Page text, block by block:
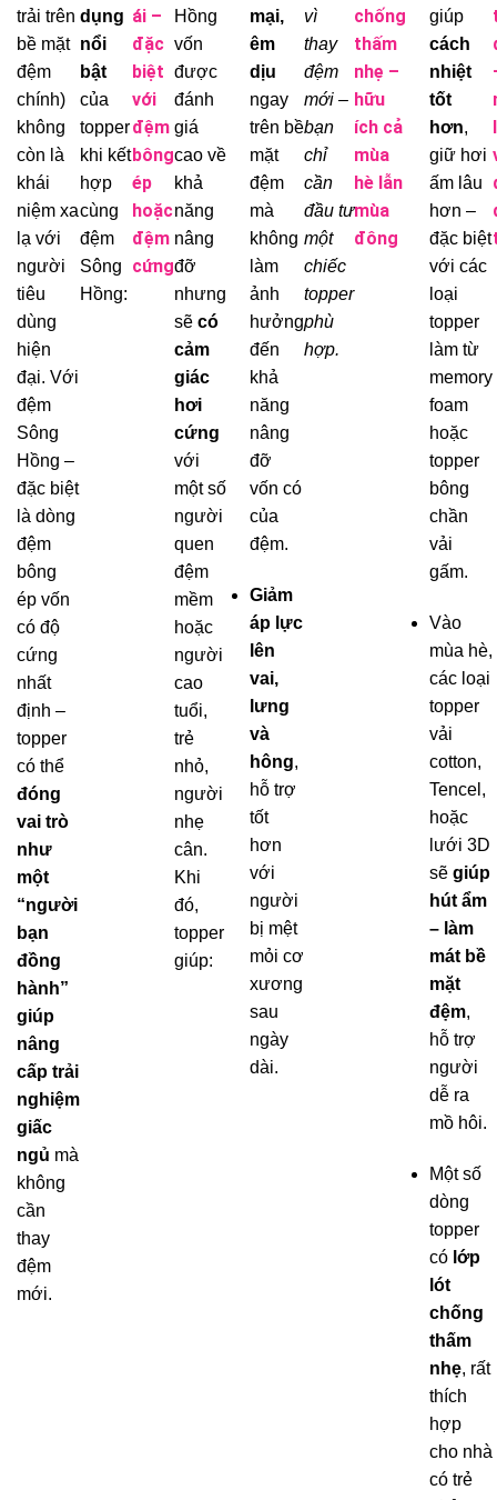
trải trên
bề mặt
đệm
chính)
không
còn là
khái
niệm xa
lạ với
người
tiêu
dùng
hiện
đại. Với
đệm
Sông
Hồng –
đặc biệt
là dòng
đệm
bông
ép vốn
có độ
cứng
nhất
định –
topper
có thể
đóng
vai trò
như
một
“người
bạn
đồng
hành”
giúp
nâng
cấp trải
nghiệm
giấc
ngủ mà
không
cần
thay
đệm
mới.
dụng
nổi
bật
của
topper
khi kết
hợp
cùng
đệm
Sông
Hồng:
ái –
đặc
biệt
với
đệm
bông
ép
hoặc
đệm
cứng
Hồng
vốn
được
đánh
giá
cao về
khả
năng
nâng
đỡ
nhưng
sẽ có
cảm
giác
hơi
cứng
với
một số
người
quen
đệm
mềm
hoặc
người
cao
tuổi,
trẻ
nhỏ,
người
nhẹ
cân.
Khi
đó,
topper
giúp:
mại,
êm
dịu
ngay
trên bề
mặt
đệm
mà
không
làm
ảnh
hưởng
đến
khả
năng
nâng
đỡ
vốn có
của
đệm.
Giảm
áp lực
lên
vai,
lưng
và
hông,
hỗ trợ
tốt
hơn
với
người
bị mệt
mỏi cơ
xương
sau
ngày
dài.
vì
thay
đệm
mới –
bạn
chỉ
cần
đầu tư
một
chiếc
topper
phù
hợp.
chống
thấm
nhẹ –
hữu
ích cả
mùa
hè lẫn
mùa
đông
giúp
cách
nhiệt
tốt
hơn,
giữ hơi
ấm lâu
hơn –
đặc biệt
với các
loại
topper
làm từ
memory
foam
hoặc
topper
bông
chần
vải
gấm.
Vào
mùa hè,
các loại
topper
vải
cotton,
Tencel,
hoặc
lưới 3D
sẽ giúp
hút ẩm
– làm
mát bề
mặt
đệm,
hỗ trợ
người
dễ ra
mồ hôi.
Một số
dòng
topper
có lớp
lót
chống
thấm
nhẹ, rất
thích
hợp
cho nhà
có trẻ